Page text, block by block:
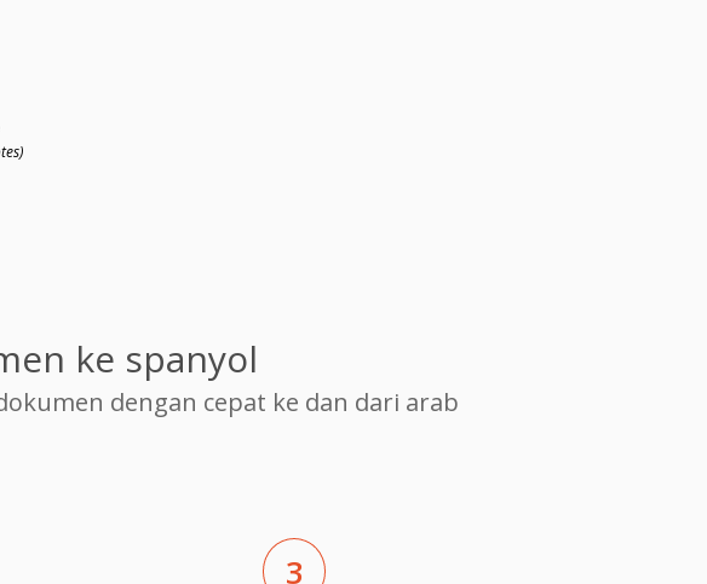
ke spanyol
dengan cepat ke dan dari arab
3